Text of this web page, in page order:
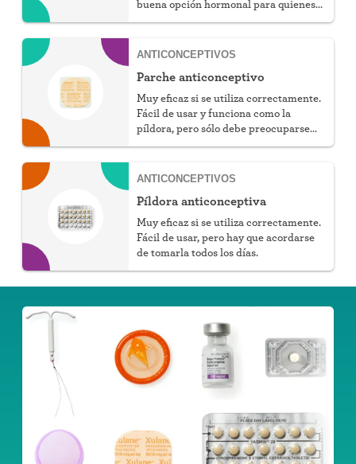
buena opción hormonal para quienes
ANTICONCEPTIVOS
Parche anticonceptivo
Muy eficaz si se utiliza correctamente.
Fácil de usar y funciona como la
píldora, pero sólo debe preocuparse
ANTICONCEPTIVOS
Píldora anticonceptiva
Muy eficaz si se utiliza correctamente.
Fácil de usar, pero hay que acordarse
de tomarla todos los días.